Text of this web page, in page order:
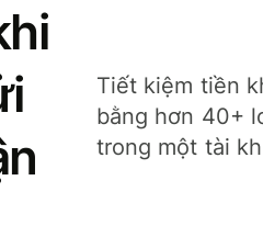
Tiết kiệm tiền
bằng hơn 40+
trong một tài